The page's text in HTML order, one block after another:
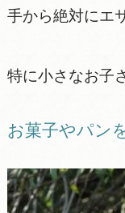
手から絶対にエ
特に小さなお子
お菓子やパン